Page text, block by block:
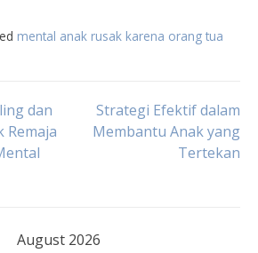
mental anak rusak karena orang tua
dan
Remaja
Strategi Efektif dalam
Membantu Anak yang
Tertekan
August 2026